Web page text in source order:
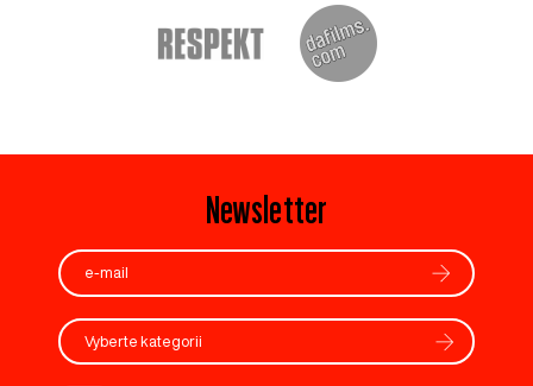
Newsletter
Vyberte kategorii